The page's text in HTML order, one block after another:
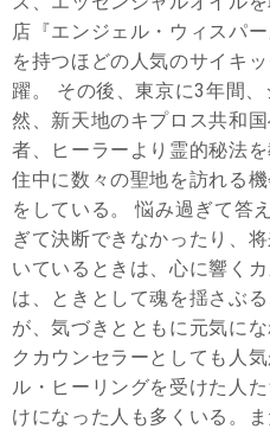
店『エンジェル・ウィスパ
を持つほどの人気のサイキ
躍。 その後、東京に3年間
然、新天地のキプロス共和
者、ヒーラーより霊的秘法
住中に数々の聖地を訪れる
をしている。 悩み過ぎて答
ぎて決断できなかったり、
いているときは、心に響く
は、ときとして魂を揺さぶ
が、気づきとともに元気に
クカウンセラーとしても人
ル・ヒーリングを受けた人
けになった人も多くいる。